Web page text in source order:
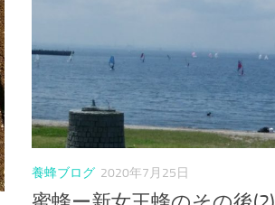
養蜂ブログ 2020年7月25日